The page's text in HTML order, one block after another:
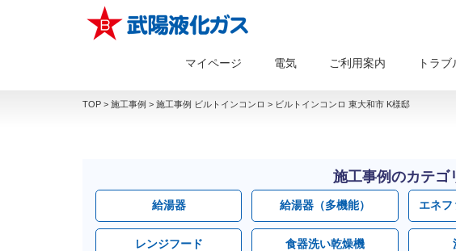
マイページ 電気 ご利用案内 トラ
TOP > 施工事例 > 施工事例 ビルトインコンロ > ビルトインコンロ 東大和市 K様邸
施工事例のカテゴ
給湯器 給湯器（多機能） エネフ
レンジフード 食器洗い乾燥機